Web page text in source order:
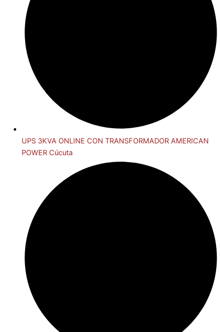
UPS 3KVA ONLINE CON TRANSFORMADOR AMERICAN
POWER Cúcuta